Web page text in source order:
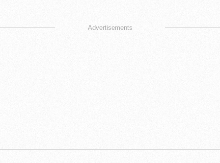
Advertisements